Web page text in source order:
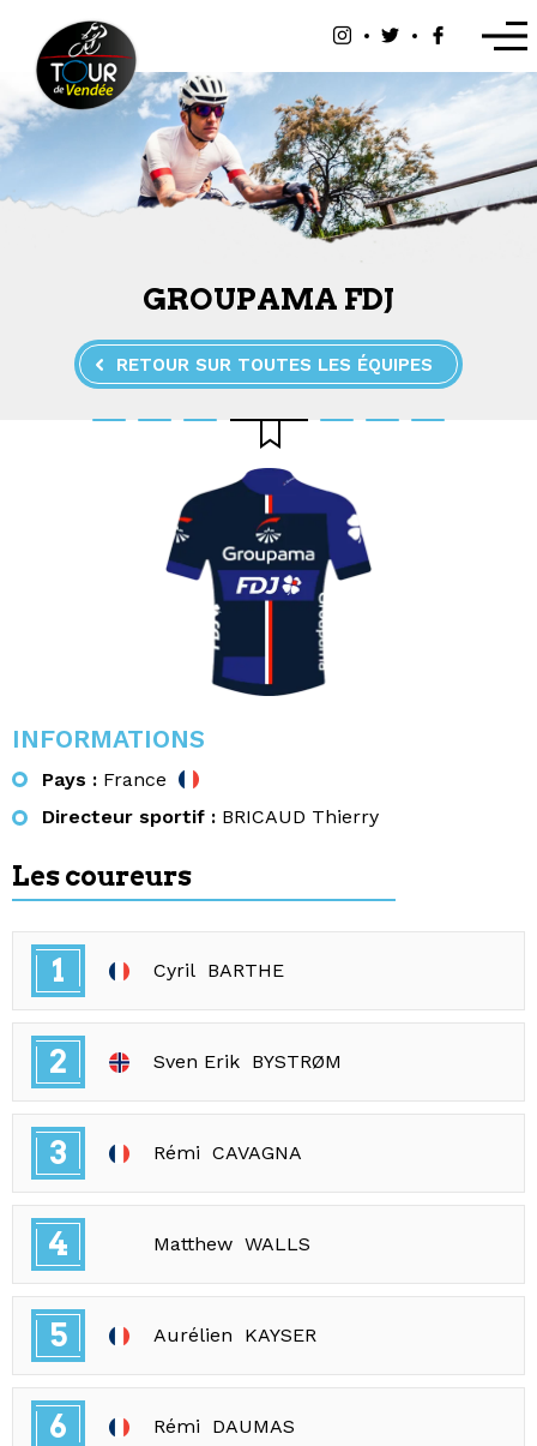
GROUPAMA FDJ
RETOUR SUR TOUTES LES ÉQUIPES
INFORMATIONS
Pays : France
Directeur sportif : BRICAUD Thierry
Les coureurs
1 Cyril BARTHE
2 Sven Erik BYSTRØM
3 Rémi CAVAGNA
4 Matthew WALLS
5 Aurélien KAYSER
6 Rémi DAUMAS